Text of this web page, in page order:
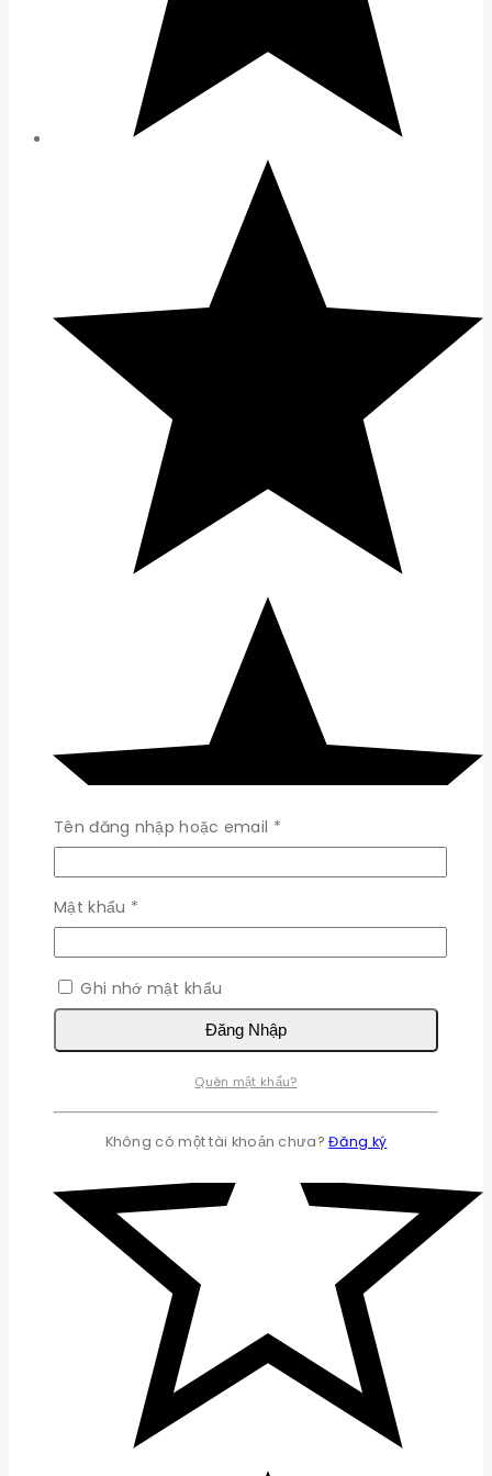
Tên đăng nhập hoặc email *Bắt
buộc
Mật khẩu *
buộc
Ghi nhớ mật khẩu
Đăng Nhập
Quên mật khẩu?
Không có một tài khoản chưa?Đăng ký